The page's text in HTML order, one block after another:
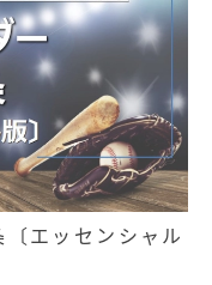
〔エッセンシャル